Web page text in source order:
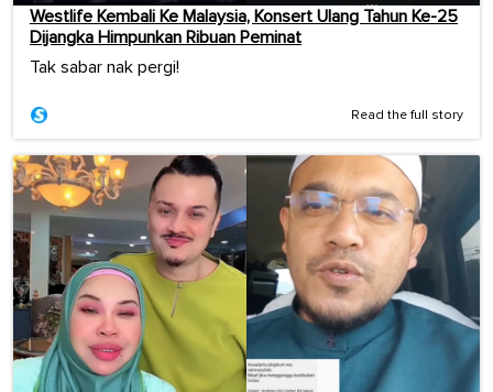
Westlife Kembali Ke Malaysia, Konsert Ulang Tahun Ke-25
Dijangka Himpunkan Ribuan Peminat
Tak sabar nak pergi!
Read the full story